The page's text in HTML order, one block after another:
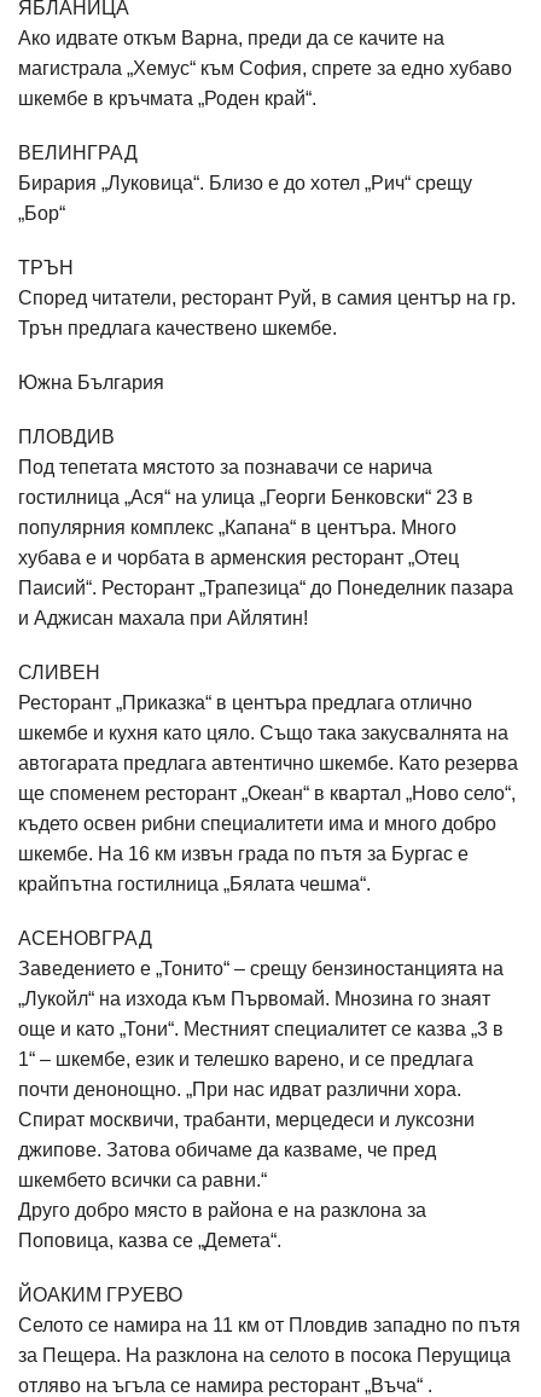
ЯБЛАНИЦА
Ако идвате откъм Варна, преди да се качите на
магистрала „Хемус“ към София, спрете за едно хубаво
шкембе в кръчмата „Роден край“.
ВЕЛИНГРАД
Бирария „Луковица“. Близо е до хотел „Рич“ срещу
„Бор“
ТРЪН
Според читатели, ресторант Руй, в самия център на гр.
Трън предлага качествено шкембе.
Южна България
ПЛОВДИВ
Под тепетата мястото за познавачи се нарича
гостилница „Ася“ на улица „Георги Бенковски“ 23 в
популярния комплекс „Капана“ в центъра. Много
хубава е и чорбата в арменския ресторант „Отец
Паисий“. Ресторант „Трапезица“ до Понеделник пазара
и Аджисан махала при Айлятин!
СЛИВЕН
Ресторант „Приказка“ в центъра предлага отлично
шкембе и кухня като цяло. Също така закусвалнята на
автогарата предлага автентично шкембе. Като резерва
ще споменем ресторант „Океан“ в квартал „Ново село“,
където освен рибни специалитети има и много добро
шкембе. На 16 км извън града по пътя за Бургас е
крайпътна гостилница „Бялата чешма“.
АСЕНОВГРАД
Заведението е „Тонито“ – срещу бензиностанцията на
„Лукойл“ на изхода към Първомай. Мнозина го знаят
още и като „Тони“. Местният специалитет се казва „3 в
1“ – шкембе, език и телешко варено, и се предлага
почти денонощно. „При нас идват различни хора.
Спират москвичи, трабанти, мерцедеси и луксозни
джипове. Затова обичаме да казваме, че пред
шкембето всички са равни.“
Друго добро място в района е на разклона за
Поповица, казва се „Демета“.
ЙОАКИМ ГРУЕВО
Селото се намира на 11 км от Пловдив западно по пътя
за Пещера. На разклона на селото в посока Перущица
отляво на ъгъла се намира ресторант „Въча“ .